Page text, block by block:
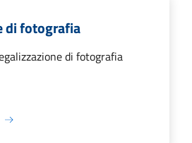
di fotografia
di fotografia